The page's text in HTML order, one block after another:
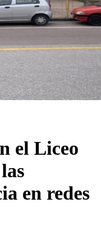
el Liceo
en redes